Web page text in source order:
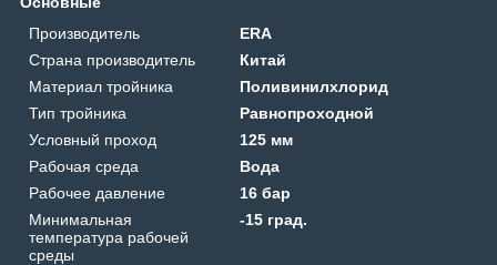
Производитель
ERA
Страна производитель
Китай
Материал тройника
Поливинилхлорид
Тип тройника
Равнопроходной
Условный проход
125 мм
Рабочая среда
Вода
Рабочее давление
16 бар
Минимальная
температура рабочей
среды
-15 град.